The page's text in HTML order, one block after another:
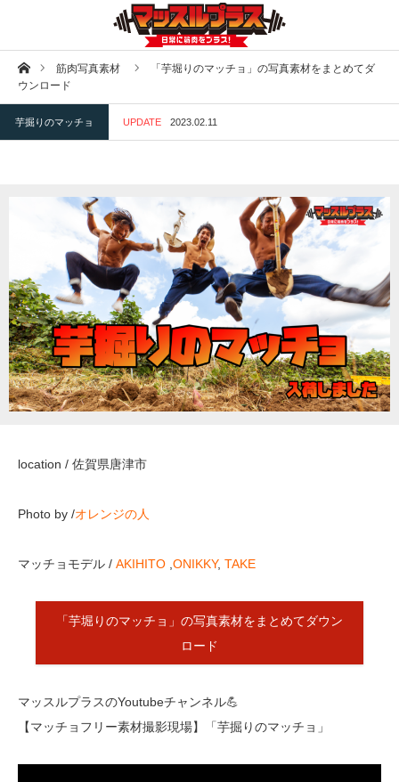
ホーム筋肉写真素材
「芋堀りのマッチョ」の写真素材をまとめてダ
ウンロード
芋掘りのマッチョ UPDATE 2023.02.11
location / 佐賀県唐津市
Photo by /オレンジの人
マッチョモデル / AKIHITO ONIKKY, TAKE
「芋堀りのマッチョ」の写真素材をまとめてダウン
ロード
マッスルプラスのYoutubeチャンネル💪
【マッチョフリー素材撮影現場】「芋掘りのマッチョ」